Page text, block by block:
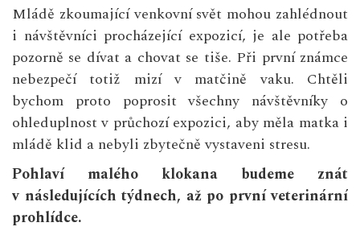
Mládě zkoumající venkovní svět mohou zahlédnout
i návštěvníci procházející expozicí, je ale potřeba
pozorně se dívat a chovat se tiše. Při první známce
nebezpečí totiž mizí v matčině vaku. Chtěli
bychom proto poprosit všechny návštěvníky o
ohleduplnost v průchozí expozici, aby měla matka i
mládě klid a nebyli zbytečně vystaveni stresu.
Pohlaví malého klokana budeme znát
v následujících týdnech, až po první veterinární
prohlídce.